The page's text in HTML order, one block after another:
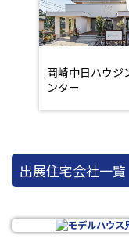
岡崎中日ハウジ
ンター
出展住宅会社一覧